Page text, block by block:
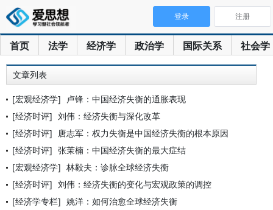
首页 法学 经济学 政治学 国际关系 社会学
登录 注册
文章列表
[宏观经济学]
卢锋：中国经济失衡的通胀表现
[经济时评] 刘伟：经济失衡与深化改革
[经济时评] 唐志军：权力失衡是中国经济失衡的根本原因
[经济时评] 张茉楠：中国经济失衡的最大症结
[宏观经济学] 林毅夫：诊脉全球经济失衡
[经济时评] 刘伟：经济失衡的变化与宏观政策的调控
[经济学专栏] 姚洋：如何治愈全球经济失衡